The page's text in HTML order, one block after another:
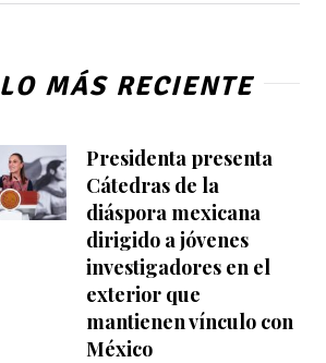
LO MÁS RECIENTE
Presidenta presenta
Cátedras de la
diáspora mexicana
dirigido a jóvenes
investigadores en el
exterior que
mantienen vínculo con
México